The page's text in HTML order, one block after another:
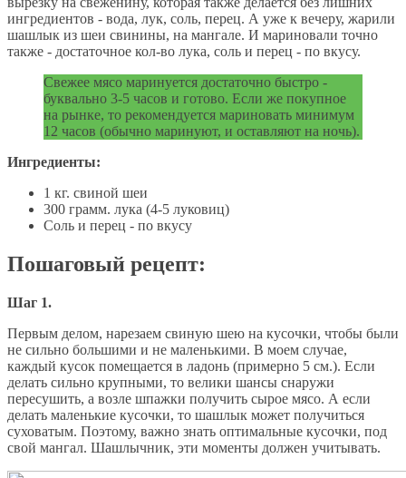
ингредиентов - вода, лук, соль, перец. А уже к вечеру, жарили
шашлык из шеи свинины, на мангале. И мариновали точно
также - достаточное кол-во лука, соль и перец - по вкусу.
Свежее мясо маринуется достаточно быстро -
буквально 3-5 часов и готово. Если же покупное
на рынке, то рекомендуется мариновать минимум
12 часов (обычно маринуют, и оставляют на ночь).
Ингредиенты:
1 кг. свиной шеи
300 грамм. лука (4-5 луковиц)
Соль и перец - по вкусу
Пошаговый рецепт:
Шаг 1.
Первым делом, нарезаем свиную шею на кусочки, чтобы были
не сильно большими и не маленькими. В моем случае,
каждый кусок помещается в ладонь (примерно 5 см.). Если
делать сильно крупными, то велики шансы снаружи
пересушить, а возле шпажки получить сырое мясо. А если
делать маленькие кусочки, то шашлык может получиться
суховатым. Поэтому, важно знать оптимальные кусочки, под
свой мангал. Шашлычник, эти моменты должен учитывать.